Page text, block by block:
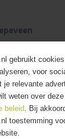
en fijn
gebruikt
voor
je relevante
weten over
beleid. Bij
toestemming